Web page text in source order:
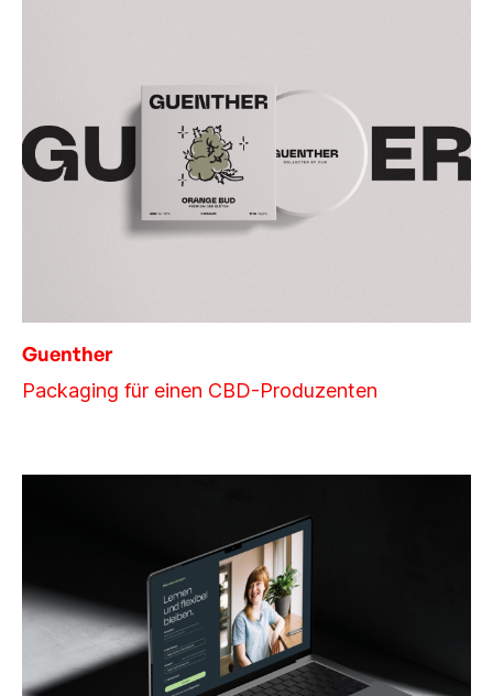
Guenther
Packaging für einen CBD-Produzenten